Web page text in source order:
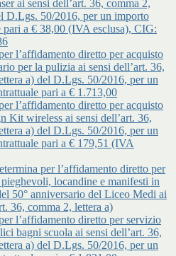
ai sensi dell’art. 36, comma 2,
D.Lgs. 50/2016, per un importo
pari a € 38,00 (IVA esclusa), CIG:
l’affidamento diretto per acquisto
per la pulizia ai sensi dell’art. 36,
a) del D.Lgs. 50/2016, per un
pari a € 1.713,00
l’affidamento diretto per acquisto
Kit wireless ai sensi dell’art. 36,
a) del D.Lgs. 50/2016, per un
pari a € 179,51 (IVA
per l’affidamento diretto per
locandine e manifesti in
50° anniversario del Liceo Medi ai
36, comma 2, lettera a)
l’affidamento diretto per servizio
bagni scuola ai sensi dell’art. 36,
a) del D.Lgs. 50/2016, per un